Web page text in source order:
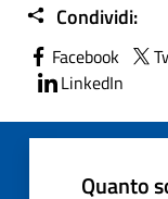
Condividi:
Facebook
LinkedIn
Quanto